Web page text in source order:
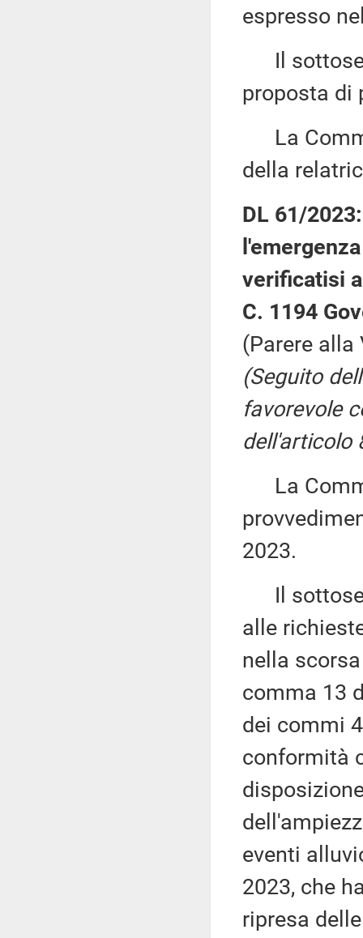
espresso
Il
proposta di
La
della
DL 61/
verificatisi
C. 1194
(Parere alla
(Seguito
favorevole
dell'articolo
La
2023.
Il
alle
nella
comma 13
dei commi
conformità
eventi
2023, che
ripresa